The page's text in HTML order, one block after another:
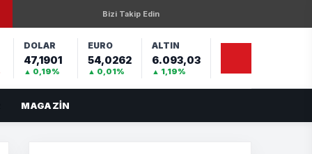
Bizi Takip Edin
DOLAR
47,1901
▲ 0,19%
EURO
54,0262
▲ 0,01%
ALTIN
6.093,03
▲ 1,19%
MAGAZIN